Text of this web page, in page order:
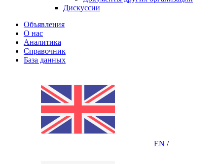
Дискуссии
Объявления
О нас
Аналитика
Справочник
База данных
EN /